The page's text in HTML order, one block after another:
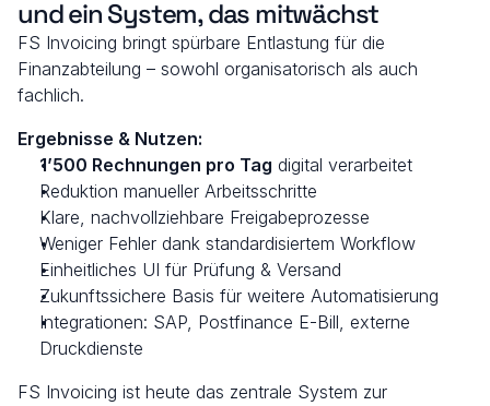
und ein System, das mitwächst
FS Invoicing bringt spürbare Entlastung für die
Finanzabteilung – sowohl organisatorisch als auch
fachlich.
Ergebnisse & Nutzen:
1’500 Rechnungen pro Tag digital verarbeitet
Reduktion manueller Arbeitsschritte
Klare, nachvollziehbare Freigabeprozesse
Weniger Fehler dank standardisiertem Workflow
Einheitliches UI für Prüfung & Versand
Zukunftssichere Basis für weitere Automatisierung
Integrationen: SAP, Postfinance E-Bill, externe
Druckdienste
FS Invoicing ist heute das zentrale System zur